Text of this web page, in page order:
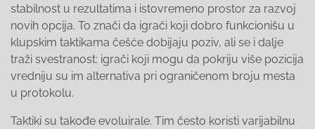
stabilnost u rezultatima i istovremeno prostor za razvoj
novih opcija. To znači da igrači koji dobro funkcionišu u
klupskim taktikama češće dobijaju poziv, ali se i dalje
traži svestranost: igrači koji mogu da pokriju više pozicija
vredniju su im alternativa pri ograničenom broju mesta
u protokolu.
Taktiki su takođe evoluirale. Tim često koristi varijabilnu